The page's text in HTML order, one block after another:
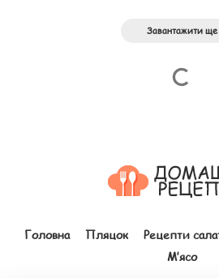
Завантажити ще
Головна Пляцок Рецепти
М’ясо